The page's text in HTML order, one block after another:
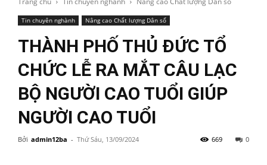
Tin chuyên nghành Nâng cao Chất lượng Dân số
THÀNH PHỐ THỦ ĐỨC TỔ
CHỨC LỄ RA MẮT CÂU LẠC
BỘ NGƯỜI CAO TUỔI GIÚP
NGƯỜI CAO TUỔI
Bởi admin12ba - Thứ Sáu, 13/09/2024 0
669